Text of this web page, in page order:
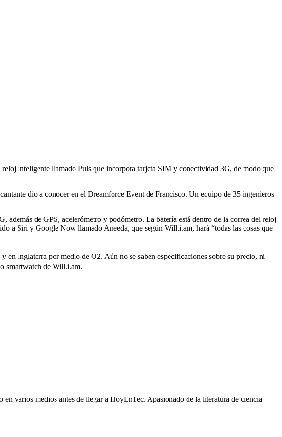
inteligente llamado Puls que incorpora tarjeta SIM y conectividad 3G, de modo que
dio a conocer en el Dreamforce Event de Francisco. Un equipo de 35 ingenieros
de GPS, acelerómetro y podómetro. La batería está dentro de la correa del reloj
a Siri y Google Now llamado Aneeda, que según Will.i.am, hará “todas las cosas que
Inglaterra por medio de O2. Aún no se saben especificaciones sobre su precio, ni
smartwatch de Will.i.am.
varios medios antes de llegar a HoyEnTec. Apasionado de la literatura de ciencia